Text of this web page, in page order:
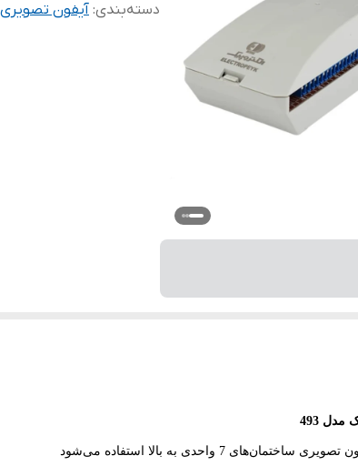
دسته‌بندی: آیفون تصویری
493
7 واحدی به بالا استفاده می‌شود